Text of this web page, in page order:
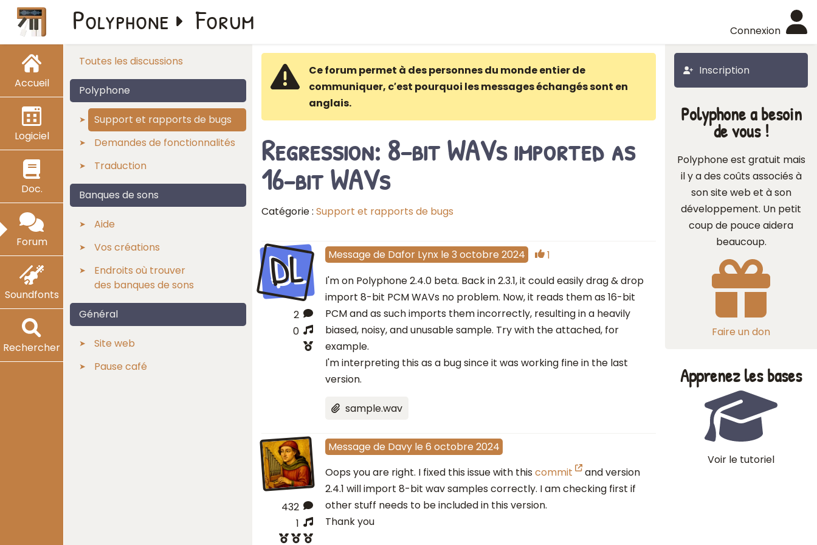
Accueil
Logiciel
Doc.
Forum
Soundfonts
Rechercher
Connexion
Polyphone Forum
Toutes les discussions
Polyphone
Support et rapports de bugs
Demandes de fonctionnalités
Traduction
Banques de sons
Aide
Vos créations
Endroits où trouver
des banques de sons
Général
Site web
Pause café
Inscription
Ce forum permet à des personnes du monde entier de
communiquer, c′est pourquoi les messages échangés sont en
anglais.
Regression: 8-bit WAVs imported as
16-bit WAVs
Catégorie : Support et rapports de bugs
DL
2
0
Message de Dafor Lynx le 3 octobre 2024
1
I'm on Polyphone 2.4.0 beta. Back in 2.3.1, it could easily drag & drop
import 8-bit PCM WAVs no problem. Now, it reads them as 16-bit
PCM and as such imports them incorrectly, resulting in a heavily
biased, noisy, and unusable sample. Try with the attached, for
example.
I'm interpreting this as a bug since it was working fine in the last
version.
sample.wav
432
1
Message de Davy le 6 octobre 2024
Oops you are right. I fixed this issue with thiscommit
and version
2.4.1 will import 8-bit wav samples correctly. I am checking first if
other stuff needs to be included in this version.
Thank you
Polyphone a besoin
de vous !
Polyphone est gratuit mais
il y a des coûts associés à
son site web et à son
développement. Un petit
coup de pouce aidera
beaucoup.
Faire un don
Apprenez les bases
Voir le tutoriel